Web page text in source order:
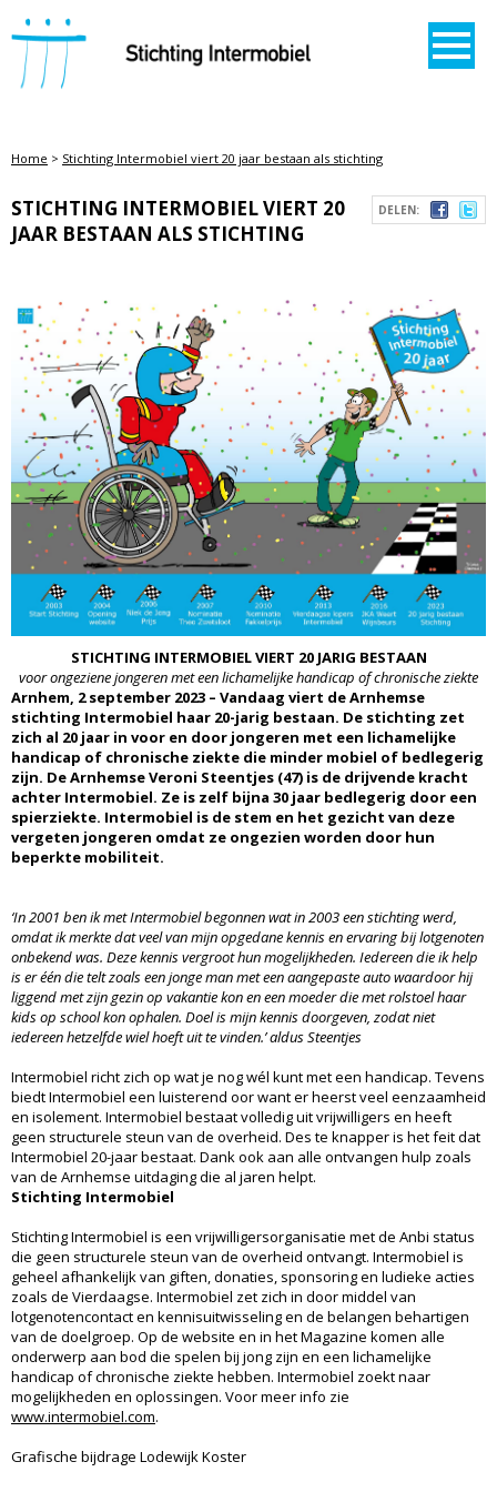
STICHTING INTERMOBIEL
Home > Stichting Intermobiel viert 20 jaar bestaan als stichting
DELEN:
STICHTING INTERMOBIEL VIERT 20
JAAR BESTAAN ALS STICHTING
STICHTING INTERMOBIEL VIERT 20 JARIG BESTAAN
voor ongeziene jongeren met een lichamelijke handicap of chronische ziekte
Arnhem, 2 september 2023 – Vandaag viert de Arnhemse
stichting Intermobiel haar 20-jarig bestaan. De stichting zet
zich al 20 jaar in voor en door jongeren met een lichamelijke
handicap of chronische ziekte die minder mobiel of bedlegerig
zijn. De Arnhemse Veroni Steentjes (47) is de drijvende kracht
achter Intermobiel. Ze is zelf bijna 30 jaar bedlegerig door een
spierziekte. Intermobiel is de stem en het gezicht van deze
vergeten jongeren omdat ze ongezien worden door hun
beperkte mobiliteit.
‘In 2001 ben ik met Intermobiel begonnen wat in 2003 een stichting werd,
omdat ik merkte dat veel van mijn opgedane kennis en ervaring bij lotgenoten
onbekend was. Deze kennis vergroot hun mogelijkheden. Iedereen die ik help
is eréén die telt zoals een jonge man met een aangepaste auto waardoor hij
liggend met zijn gezin op vakantie kon en een moeder die met rolstoel haar
kids op school kon ophalen. Doel is mijn kennis doorgeven, zodat niet
iedereen hetzelfde wiel hoeft uit te vinden.’aldus Steentjes
Intermobiel richt zich op wat je nog wél kunt met een handicap. Tevens
biedt Intermobiel een luisterend oor want er heerst veel eenzaamheid
en isolement. Intermobiel bestaat volledig uit vrijwilligers en heeft
geen structurele steun van de overheid. Des te knapper is het feit dat
Intermobiel 20-jaar bestaat. Dank ook aan alle ontvangen hulp zoals
van de Arnhemse uitdaging die al jaren helpt.
Stichting Intermobiel
Stichting Intermobiel is een vrijwilligersorganisatie met de Anbi status
die geen structurele steun van de overheid ontvangt. Intermobiel is
geheel afhankelijk van giften, donaties, sponsoring en ludieke acties
zoals de Vierdaagse. Intermobiel zet zich in door middel van
lotgenotencontact en kennisuitwisseling en de belangen behartigen
van de doelgroep. Op de website en in het Magazine komen alle
onderwerp aan bod die spelen bij jong zijn en een lichamelijke
handicap of chronische ziekte hebben. Intermobiel zoekt naar
mogelijkheden en oplossingen. Voor meer info zie
www.intermobiel.com.
Grafische bijdrage Lodewijk Koster